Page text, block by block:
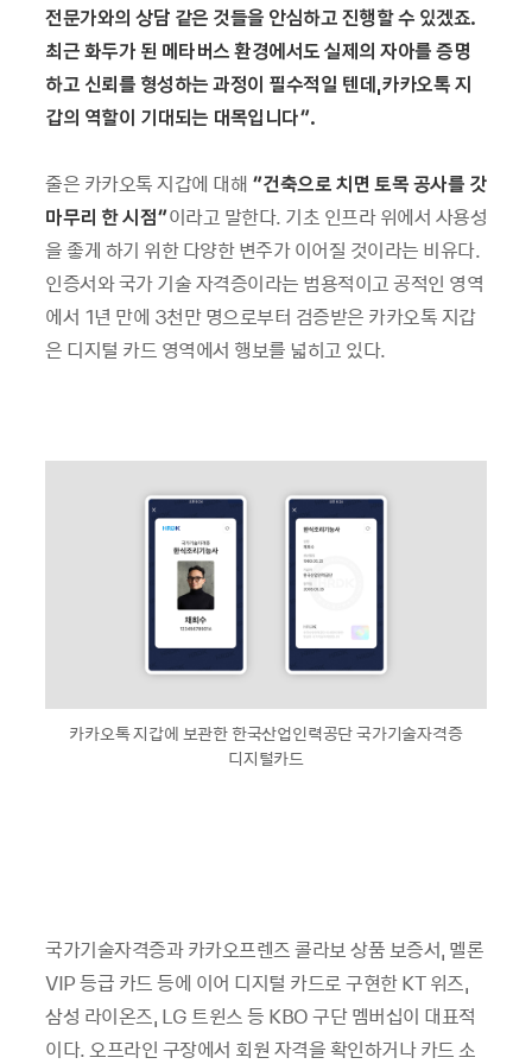
전문가와의 상담 같은 것들을 안심하고 진행할 수 있겠죠.
최근 화두가 된 메타버스 환경에서도 실제의 자아를 증명
하고 신뢰를 형성하는 과정이 필수적일 텐데,카카오톡 지
갑의 역할이 기대되는 대목입니다”.
줄은 카카오톡 지갑에 대해 “건축으로 치면 토목 공사를 갓
마무리 한 시점”이라고 말한다. 기초 인프라 위에서 사용성
을 좋게 하기 위한 다양한 변주가 이어질 것이라는 비유다.
인증서와 국가 기술 자격증이라는 범용적이고 공적인 영역
에서 1년 만에 3천만 명으로부터 검증받은 카카오톡 지갑
은 디지털 카드 영역에서 행보를 넓히고 있다.
카카오톡 지갑에 보관한 한국산업인력공단 국가기술자격증
디지털카드
국가기술자격증과 카카오프렌즈 콜라보 상품 보증서, 멜론
VIP 등급 카드 등에 이어 디지털 카드로 구현한 KT 위즈,
삼성 라이온즈, LG 트윈스 등 KBO 구단 멤버십이 대표적
이다. 오프라인 구장에서 회원 자격을 확인하거나 카드 소